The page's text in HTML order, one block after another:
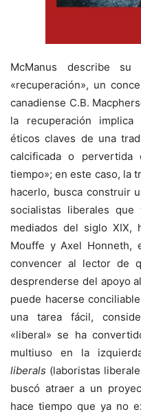
McManus describe
«recuperación», un
canadiense C.B.
la recuperación implica
éticos claves de una
calcificada o
tiempo»; en este caso, la
hacerlo, busca construir
socialistas liberales
mediados del siglo XIX,
Mouffe y Axel Honneth,
convencer al lector de
desprenderse del apoyo
puede hacerse
una tarea fácil,
«liberal» se ha
multiuso en la
liberals (laboristas
buscó atraer a un
hace tiempo que ya no